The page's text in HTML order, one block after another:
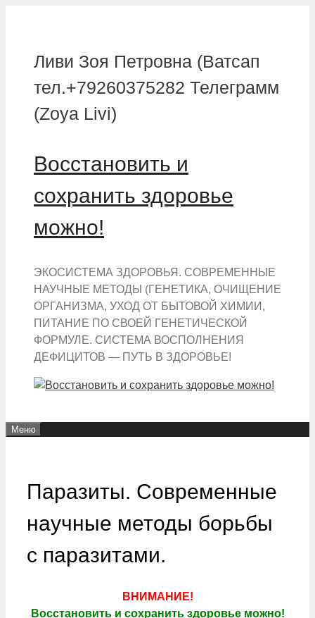
Ливи Зоя Петровна (Ватсап
тел.+79260375282 Телеграмм
(Zoya Livi)
Восстановить и
сохранить здоровье
можно!
ЭКОСИСТЕМА ЗДОРОВЬЯ. СОВРЕМЕННЫЕ
НАУЧНЫЕ МЕТОДЫ (ГЕНЕТИКА, ОЧИЩЕНИЕ
ОРГАНИЗМА, УХОД ОТ БЫТОВОЙ ХИМИИ,
ПИТАНИЕ ПО СВОЕЙ ГЕНЕТИЧЕСКОЙ
ФОРМУЛЕ. СИСТЕМА ВОСПОЛНЕНИЯ
ДЕФИЦИТОВ — ПУТЬ В ЗДОРОВЬЕ!
Меню
Паразиты. Современные
научные методы борьбы
с паразитами.
ВНИМАНИЕ!
Восстановить и сохранить здоровье можно!